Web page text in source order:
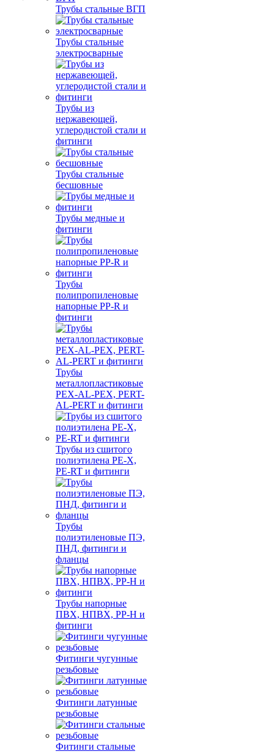
Трубы стальные ВГП
Трубы стальные
электросварные
Трубы из
нержавеющей,
углеродистой стали и
фитинги
Трубы стальные
бесшовные
Трубы медные и
фитинги
Трубы
полипропиленовые
напорные PP-R и
фитинги
Трубы
металлопластиковые
PEX-AL-PEX, PERT-
AL-PERT и фитинги
Трубы из сшитого
полиэтилена PE-X,
PE-RT и фитинги
Трубы
полиэтиленовые ПЭ,
ПНД, фитинги и
фланцы
Трубы напорные
ПВХ, НПВХ, PP-H и
фитинги
Фитинги чугунные
резьбовые
Фитинги латунные
резьбовые
Фитинги стальные